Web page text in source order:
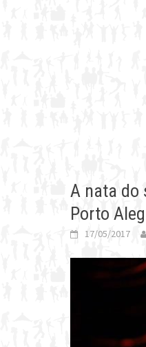
A nata do
Porto
17/05/2017